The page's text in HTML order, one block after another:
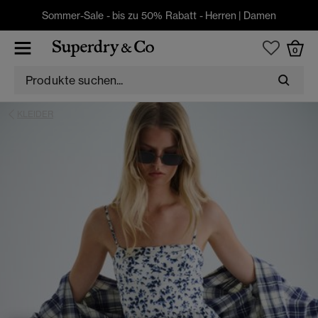
Sommer-Sale - bis zu 50% Rabatt - Herren | Damen
0